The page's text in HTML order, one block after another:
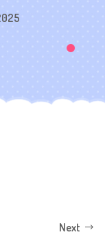
Next